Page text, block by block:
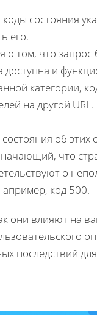
коды состояния
его.
о том, что
доступна и
категории,
на другой
об
что
о
код 500.
они влияют на
последствий